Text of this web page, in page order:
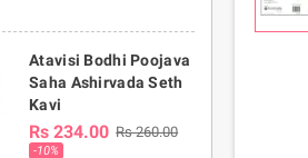
Atavisi Bodhi Poojava
Saha Ashirvada Seth
Kavi
Rs 234.00 Rs 260.00
-10%